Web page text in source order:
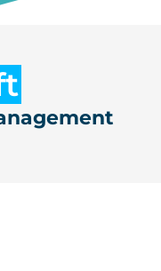
culture et de